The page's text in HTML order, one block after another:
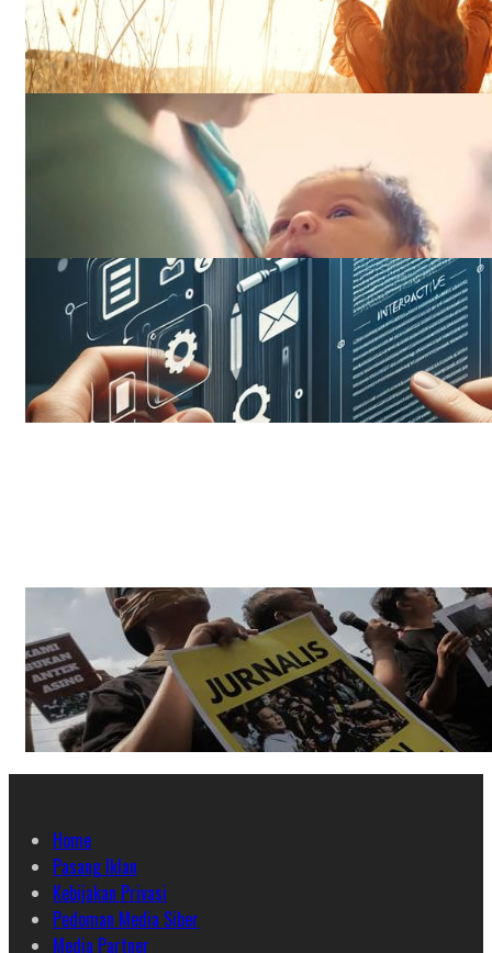
Home
Pasang Iklan
Kebijakan Privasi
Pedoman Media Siber
Media Partner